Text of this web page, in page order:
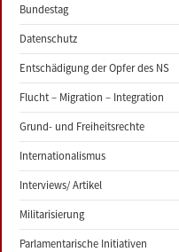
Bundestag
Datenschutz
Entschädigung der Opfer des NS
Flucht – Migration – Integration
Grund- und Freiheitsrechte
Internationalismus
Interviews/ Artikel
Militarisierung
Parlamentarische Initiativen